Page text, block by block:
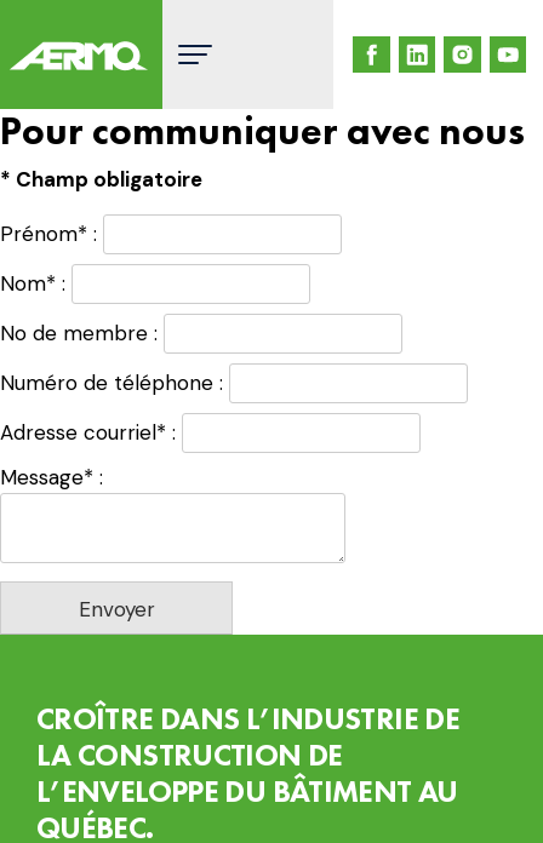
content
Pour communiquer avec nous
* Champ obligatoire
Prénom* :
Nom* :
No de membre :
Numéro de téléphone :
Adresse courriel* :
Message* :
Envoyer
CROÎTRE DANS L’INDUSTRIE DE
LA CONSTRUCTION DE
L’ENVELOPPE DU BÂTIMENT AU
QUÉBEC.